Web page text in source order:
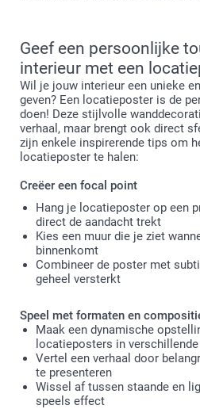
Geef een persoonlijke
interieur met een
Wil je jouw interieur een unieke
geven? Een locatieposter is de
doen! Deze stijlvolle
verhaal, maar brengt ook direct
zijn enkele inspirerende tips om
locatieposter te halen:
Creëer een focal point
Hang je locatieposter op een
direct de aandacht trekt
Kies een muur die je ziet
binnenkomt
Combineer de poster met
geheel versterkt
Speel met formaten en
Maak een dynamische
locatieposters in
Vertel een verhaal door
te presenteren
Wissel af tussen staande en
speels effect